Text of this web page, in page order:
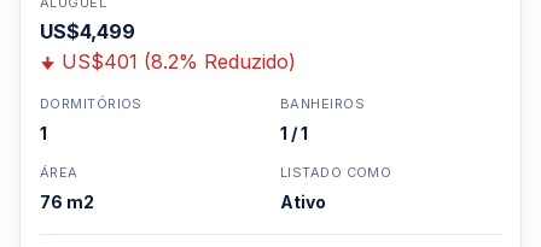
US$4,499
US$401 (8.2% Reduzido)
DORMITÓRIOS
1
BANHEIROS
1 / 1
ÁREA
76 m2
LISTADO COMO
Ativo